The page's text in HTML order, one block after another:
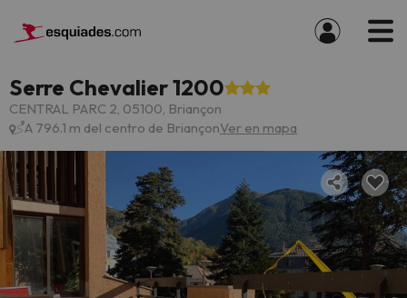
Serre Chevalier 1200
CENTRAL PARC 2, 05100, Briançon
A 796.1 m del centro de BriançonVer en mapa